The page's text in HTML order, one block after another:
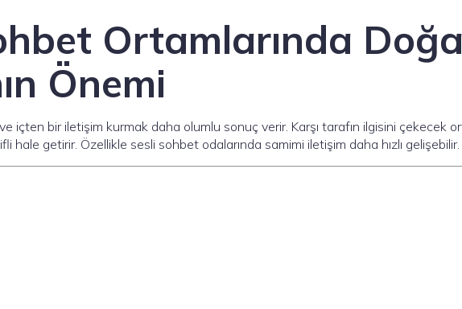
Ortamlarında
Önemi
içten bir iletişim kurmak daha olumlu sonuç verir. Karşı tarafın ilgisini çekecek
hale getirir. Özellikle sesli sohbet odalarında samimi iletişim daha hızlı gelişebilir.